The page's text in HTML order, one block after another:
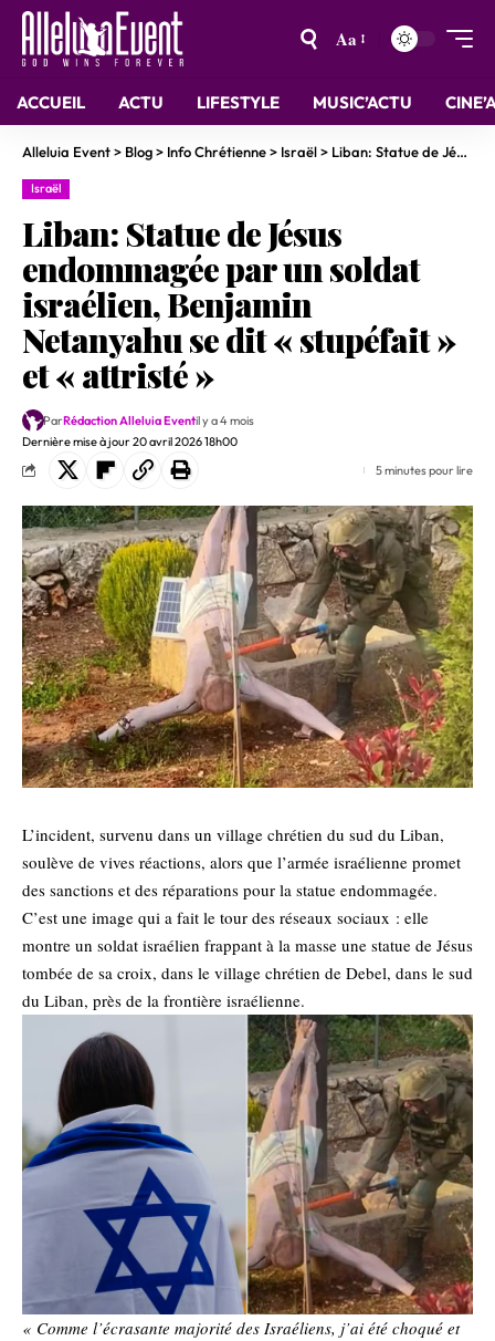
Aa
ACCUEIL ACTU LIFESTYLE MUSIC’ACTU
Alleluia Event> Blog> Info Chrétienne> Israël> Liban: Statue de Jésus endommagée par un soldat israélien, Benjamin Netanyahu se dit « stupéfait » et « attristé »
Israël
Liban: Statue de Jésus
endommagée par un soldat
israélien, Benjamin
Netanyahu se dit « stupéfait »
et « attristé »
Dernière mise à jour 20 avril 2026 18h00
ParRédaction Alleluia Eventil y a 4 mois
5 minutes pour lire
L’incident, survenu dans un village chrétien du sud du Liban,
soulève de vives réactions, alors que l’armée israélienne promet
des sanctions et des réparations pour la statue endommagée.
C’est une image qui a fait le tour des réseaux sociaux : elle
montre un soldat israélien frappant à la masse une statue de Jésus
tombée de sa croix, dans le village chrétien de Debel, dans le sud
du Liban, près de la frontière israélienne.
« Comme l’écrasante majorité des Israéliens, j’ai été choqué et